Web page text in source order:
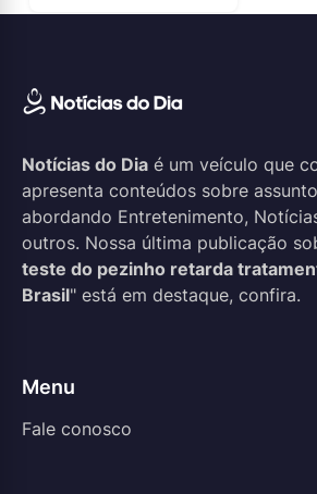
Notícias do Dia é um veículo que
apresenta conteúdos sobre
abordando Entretenimento,
outros. Nossa última publicação
teste do pezinho retarda
Brasil" está em destaque, confira.
Menu
Fale conosco